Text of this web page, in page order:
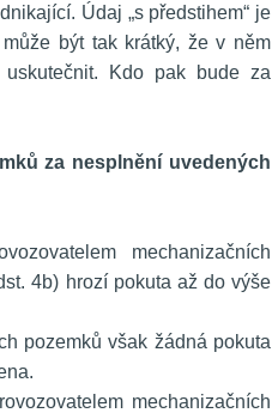
Údaj „s předstihem“ je
být tak krátký, že v něm
Kdo pak bude za
za nesplnění uvedených
mechanizačních
4b) hrozí pokuta až do výše
pozemků však žádná pokuta
mechanizačních